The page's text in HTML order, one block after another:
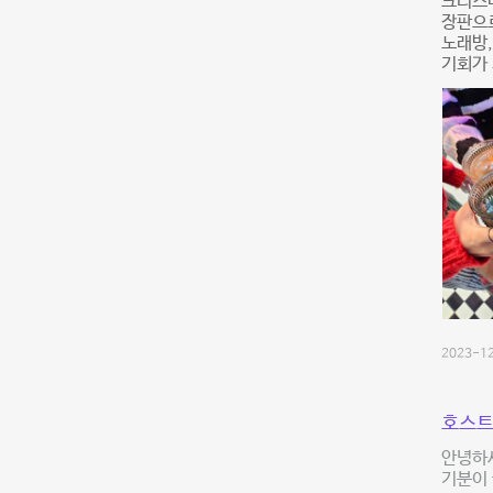
장판으
노래방
기회가
2023-
호스
안녕하
기분